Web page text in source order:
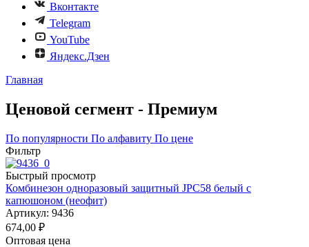
Вконтакте
Telegram
YouTube
Яндекс.Дзен
Главная
Ценовой сегмент - Премиум
По популярности По алфавиту По цене
Фильтр
Быстрый просмотр
Комбинезон одноразовый защитный JPC58 белый с
капюшоном (неофит)
Артикул: 9436
674,00 ₽
Оптовая цена